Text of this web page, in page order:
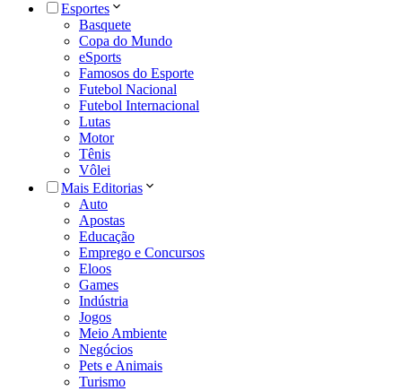
Esportes
Basquete
Copa do Mundo
eSports
Famosos do Esporte
Futebol Nacional
Futebol Internacional
Lutas
Motor
Tênis
Vôlei
Mais Editorias
Auto
Apostas
Educação
Emprego e Concursos
Eloos
Games
Indústria
Jogos
Meio Ambiente
Negócios
Pets e Animais
Turismo